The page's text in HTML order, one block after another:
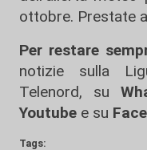
ottobre. Prestate
Per restare
notizie sulla
Telenord, su
Youtube e su
Tags: